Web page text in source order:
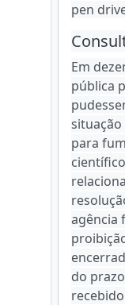
pen
Em
pública
para
agência
do